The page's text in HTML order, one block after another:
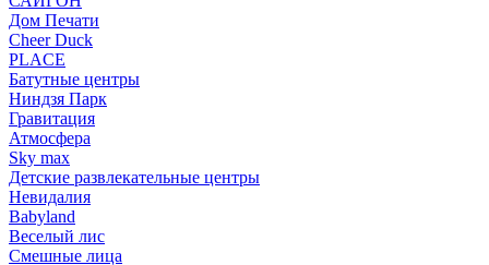
Дом Печати
Cheer Duck
PLACE
Батутные центры
Ниндзя Парк
Гравитация
Атмосфера
Sky max
Детские развлекательные центры
Невидалия
Babyland
Веселый лис
Смешные лица